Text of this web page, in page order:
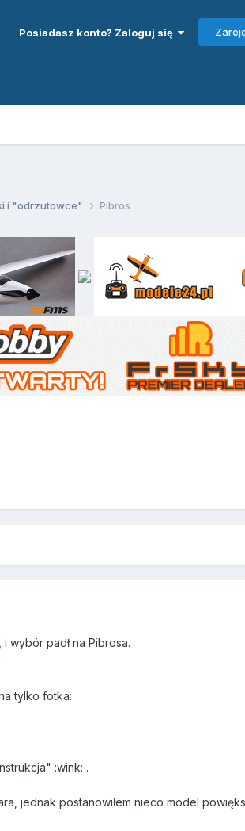
Posiadasz konto? Zaloguj się
i "odrzutowce" Pibros
wybór padł na Pibrosa.
.
tylko fotka:
:wink: .
jednak postanowiłem nieco model